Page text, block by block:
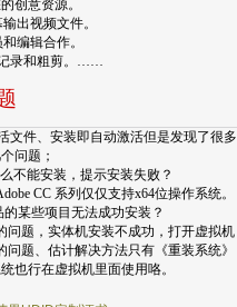
创意资源。
出视频文件。
编辑合作。
记录和粗剪。……
文件、安装即自动激活但是发现了很多
问题；
不能安装，提示安装失败？
CC 系列仅仅支持x64位操作系统。
某些项目无法成功安装？
问题，实体机安装不成功，打开虚拟机
题、估计解决方法只有《重装系统》
也行在虚拟机里面使用咯。